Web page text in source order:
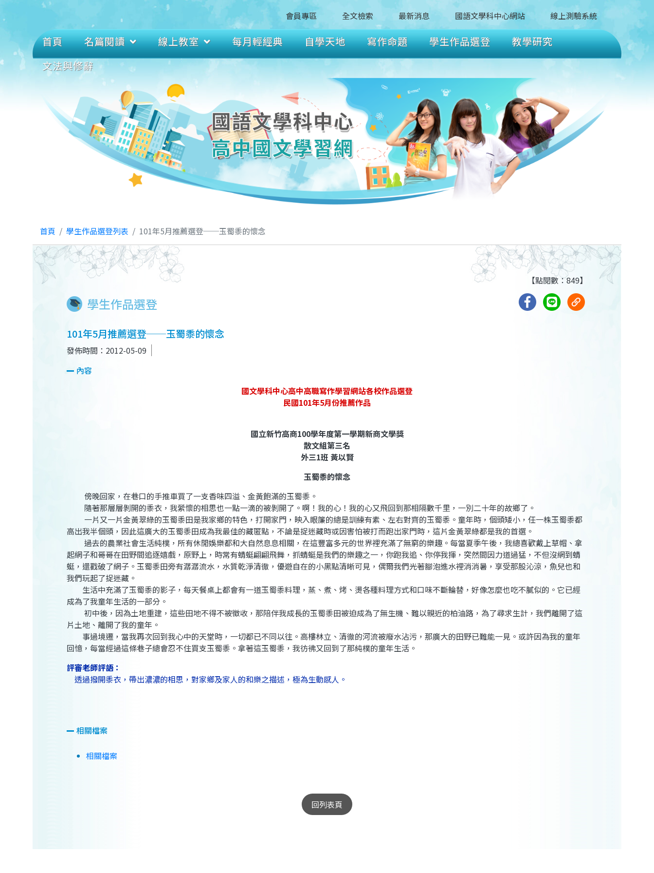
會員專區 全文檢索 最新消息 國語文學科中心網站 線上測驗系統
首頁 名篇閱讀 線上教室 每月輕經典 自學天地 寫作命題 學生作品選登
教學研究
文法與修辭
首頁 學生作品選登列表 101年5月推薦選登──玉蜀黍的懷念
學生作品選登
【點閱數：849】
101年5月推薦選登──玉蜀黍的懷念
發佈時間：2012-05-09
內容
國文學科中心高中高職寫作學習網站各校作品選登
民國101年5月份推薦作品
國立新竹高商100學年度第一學期新商文學獎
散文組第三名
外三1班 黃以賢
玉蜀黍的懷念
傍晚回家，在巷口的手推車買了一支香味四溢、金黃飽滿的玉蜀黍。
隨著那層層剝開的黍衣，我縈懷的相思也一點一滴的被剝開了。啊！我的心！我的心又飛回到那相隔數千里，一別二十年的故鄉了。
一片又一片金黃翠綠的玉蜀黍田是我家鄉的特色，打開家門，映入眼簾的總是訓練有素、左右對齊的玉蜀黍。童年時，個頭矮小，任一株玉蜀黍都
高出我半個頭，因此這廣大的玉蜀黍田成為我最佳的藏匿點，不論是捉迷藏時或因害怕被打而跑出家門時，這片金黃翠綠都是我的首選。
過去的農業社會生活純樸，所有休閒娛樂都和大自然息息相關，在這豐富多元的世界裡充滿了無窮的樂趣。每當夏季午後，我總喜歡戴上草帽、拿
起網子和哥哥在田野間追逐嬉戲，原野上，時常有蜻蜓翩翩飛舞，抓蜻蜓是我們的樂趣之一，你跑我追、你停我揮，突然間因力道過猛，不但沒網到蜻
蜓，還戳破了網子。玉蜀黍田旁有潺潺流水，水質乾淨清徹，優遊自在的小黑點清晰可見，偶爾我們光著腳泡進水裡消消暑，享受那股沁涼，魚兒也和
我們玩起了捉迷藏。
生活中充滿了玉蜀黍的影子，每天餐桌上都會有一道玉蜀黍料理，蒸、煮、烤、燙各種料理方式和口味不斷輪替，好像怎麼也吃不膩似的。它已經
成為了我童年生活的一部分。
初中後，因為土地重建，這些田地不得不被徵收，那陪伴我成長的玉蜀黍田被迫成為了無生機、難以親近的柏油路，為了尋求生計，我們離開了這
片土地、離開了我的童年。
事過境遷，當我再次回到我心中的天堂時，一切都已不同以往。高樓林立、清徹的河流被廢水沾污，那廣大的田野已難能一見。或許因為我的童年
回憶，每當經過這條巷子總會忍不住買支玉蜀黍。拿著這玉蜀黍，我彷彿又回到了那純樸的童年生活。
評審老師評語：
透過撥開黍衣，帶出濃濃的相思，對家鄉及家人的和樂之描述，極為生動感人。
相關檔案
相關檔案
回列表頁